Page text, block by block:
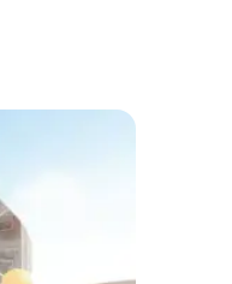
1.5 X
Terios.